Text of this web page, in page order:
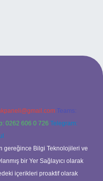
Teams:
0262 606 0 726 Telegram:
gereğince Bilgi Teknolojileri ve
bir Yer Sağlayıcı olarak
içerikleri proaktif olarak